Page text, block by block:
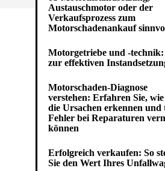
Austauschmotor oder der
Verkaufsprozess zum
Motorschadenankauf
Motorgetriebe und -
zur effektiven
Motorschaden-Diagnose
verstehen: Erfahren Sie, wie
die Ursachen erkennen und
Fehler bei Reparaturen
können
Erfolgreich verkaufen: So
Sie den Wert Ihres